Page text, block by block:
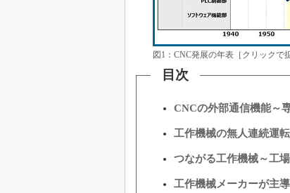
図1：CNC発展の年表［クリックで
目次
CNCの外部通信機能～
工作機械の無人連続運
つながる工作機械～工
工作機械メーカーが主